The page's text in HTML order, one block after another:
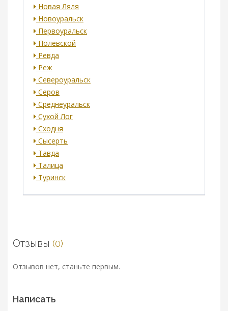
Новая Ляля
Новоуральск
Первоуральск
Полевской
Ревда
Реж
Североуральск
Серов
Среднеуральск
Сухой Лог
Сходня
Сысерть
Тавда
Талица
Туринск
Отзывы (0)
Отзывов нет, станьте первым.
Написать